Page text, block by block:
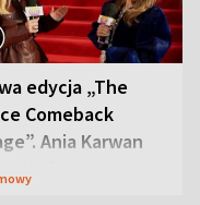
edycja „The
Comeback
Ania Karwan